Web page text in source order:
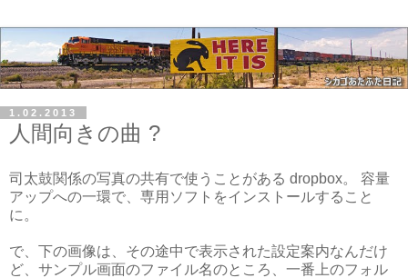
1.02.2013
人間向きの曲 ?
司太鼓関係の写真の共有で使うことがある dropbox。 容量
アップへの一環で、専用ソフトをインストールすること
に。
で、下の画像は、その途中で表示された設定案内なんだけ
ど、サンプル画面のファイル名のところ、一番上のフォル